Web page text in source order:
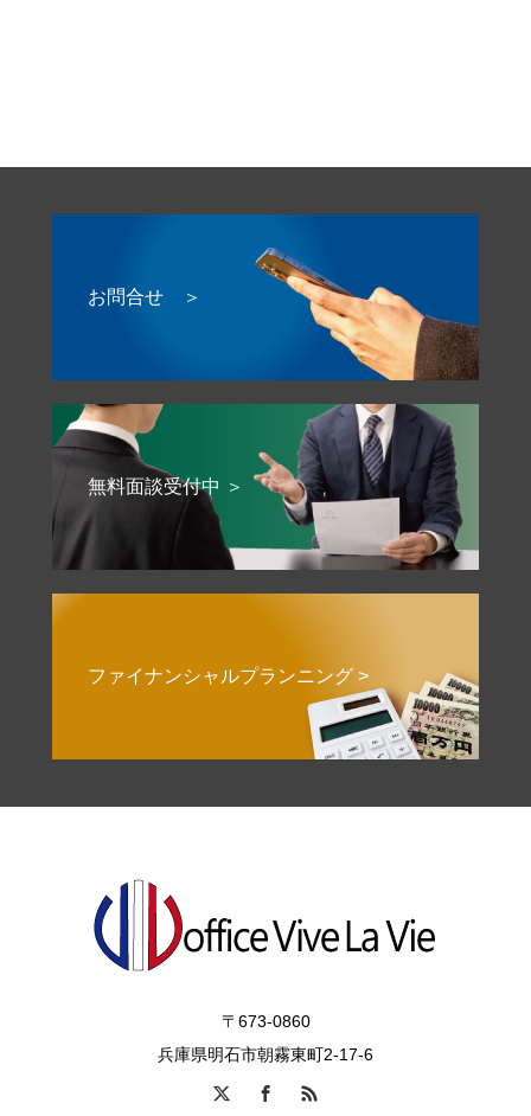
お問合せ ＞
無料面談受付中 ＞
ファイナンシャルプランニング >
〒673-0860
兵庫県明石市朝霧東町2-17-6